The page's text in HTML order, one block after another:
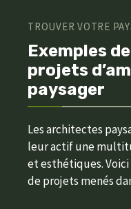
TROUVER VOTRE
Exemples
projets
paysager
Les architectes
leur actif une
et esthétiques.
de projets menés